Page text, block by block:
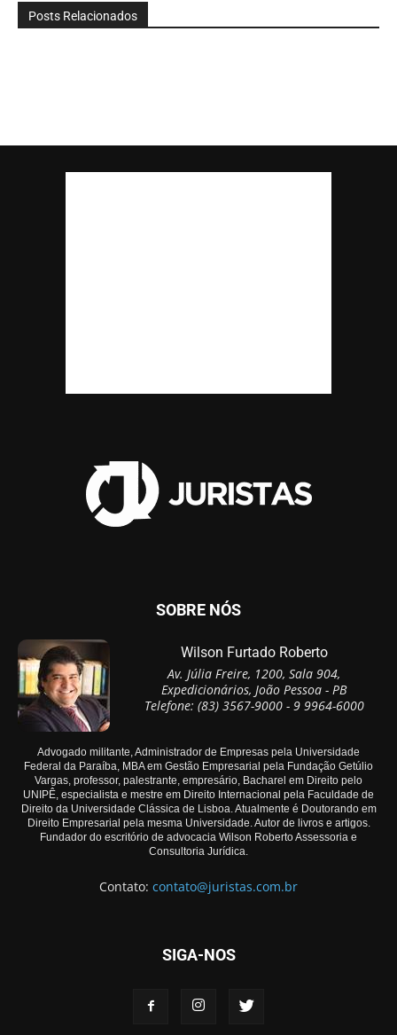
Posts Relacionados
SOBRE NÓS
Wilson Furtado Roberto
Av. Júlia Freire, 1200, Sala 904,
Expedicionários, João Pessoa - PB
Telefone: (83) 3567-9000 - 9 9964-6000
Advogado militante, Administrador de Empresas pela Universidade
Federal da Paraíba, MBA em Gestão Empresarial pela Fundação Getúlio
Vargas, professor, palestrante, empresário, Bacharel em Direito pelo
UNIPÊ, especialista e mestre em Direito Internacional pela Faculdade de
Direito da Universidade Clássica de Lisboa. Atualmente é Doutorando em
Direito Empresarial pela mesma Universidade. Autor de livros e artigos.
Fundador do escritório de advocacia Wilson Roberto Assessoria e
Consultoria Jurídica.
Contato: contato@juristas.com.br
SIGA-NOS